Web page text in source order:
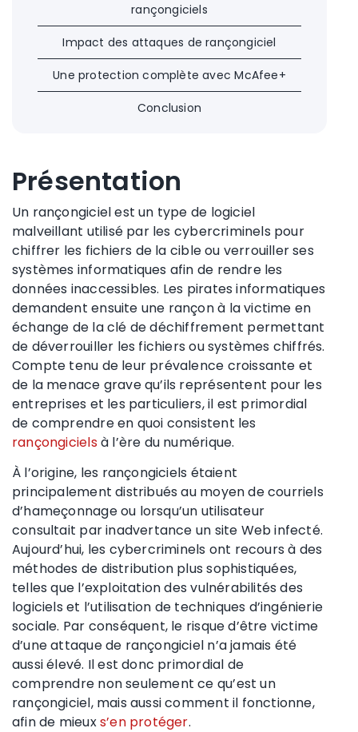
rançongiciels
Impact des attaques de rançongiciel
Une protection complète avec McAfee+
Conclusion
Présentation
Un rançongiciel est un type de logiciel
malveillant utilisé par les cybercriminels pour
chiffrer les fichiers de la cible ou verrouiller ses
systèmes informatiques afin de rendre les
données inaccessibles. Les pirates informatiques
demandent ensuite une rançon à la victime en
échange de la clé de déchiffrement permettant
de déverrouiller les fichiers ou systèmes chiffrés.
Compte tenu de leur prévalence croissante et
de la menace grave qu’ils représentent pour les
entreprises et les particuliers, il est primordial
de comprendre en quoi consistent les
rançongicielsà l’ère du numérique.
À l’origine, les rançongiciels étaient
principalement distribués au moyen de courriels
d’hameçonnage ou lorsqu’un utilisateur
consultait par inadvertance un site Web infecté.
Aujourd’hui, les cybercriminels ont recours à des
méthodes de distribution plus sophistiquées,
telles que l’exploitation des vulnérabilités des
logiciels et l’utilisation de techniques d’ingénierie
sociale. Par conséquent, le risque d’être victime
d’une attaque de rançongiciel n’a jamais été
aussi élevé. Il est donc primordial de
comprendre non seulement ce qu’est un
rançongiciel, mais aussi comment il fonctionne,
afin de mieuxs’en protéger.